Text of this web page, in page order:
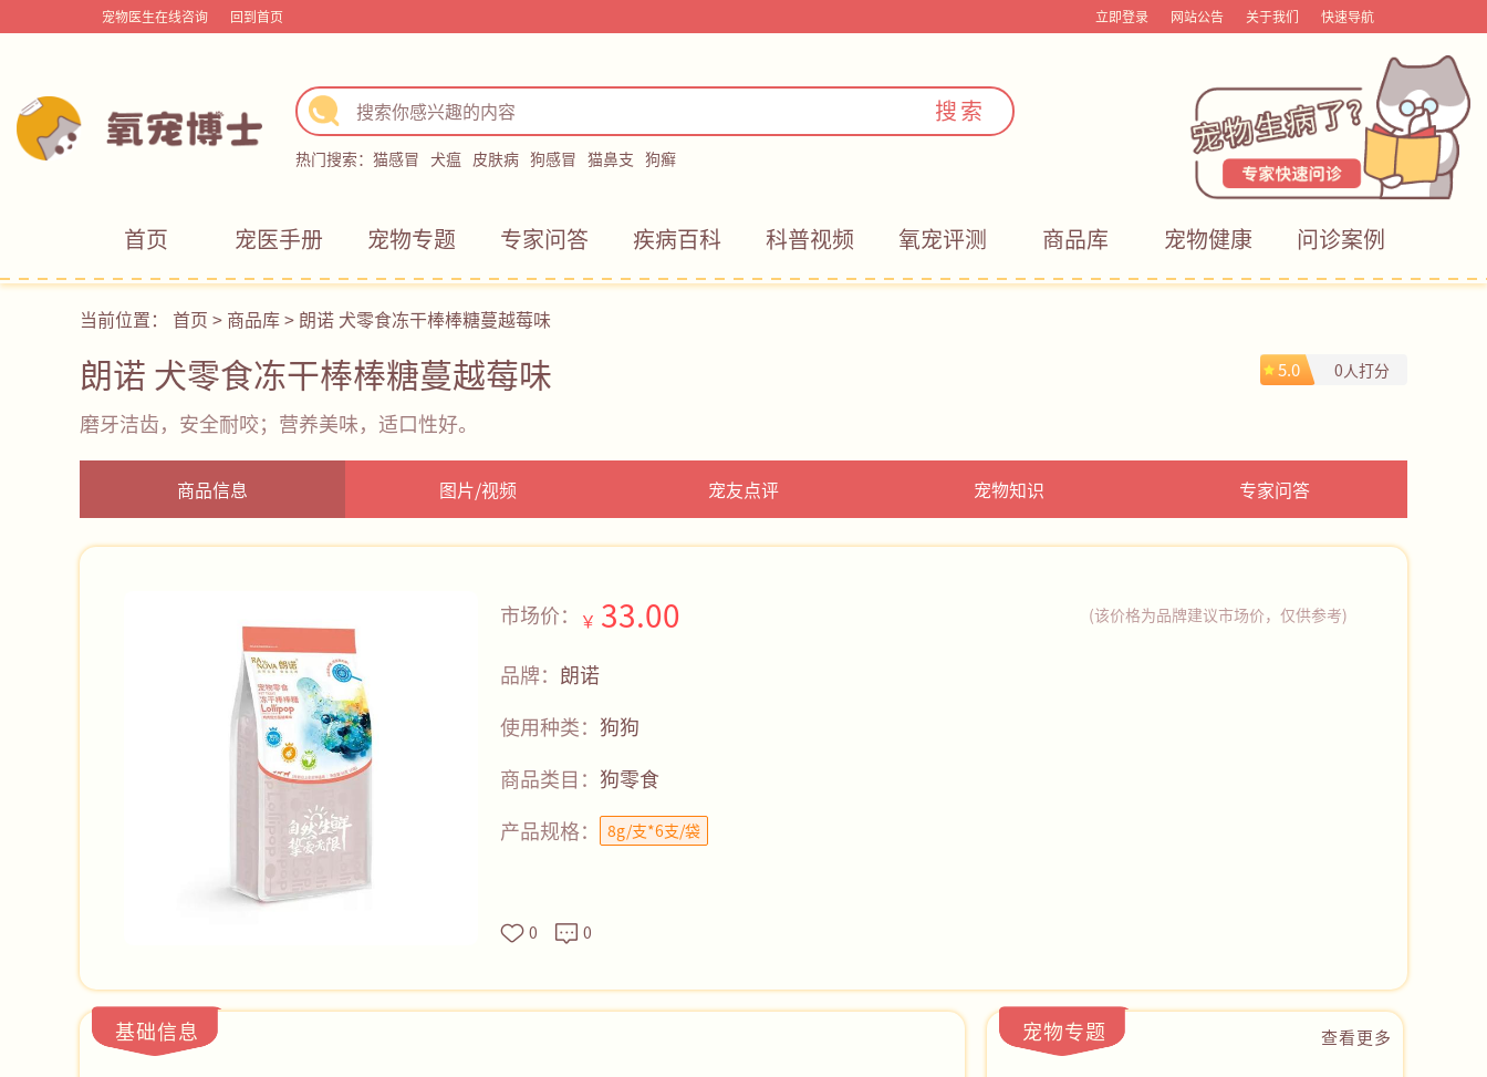
宠物医生在线咨询 回到首页 立即登录 网站公告 关于我们 快速导航
搜索
热门搜索： 猫感冒 犬瘟 皮肤病 狗感冒 猫鼻支 狗癣
首页 宠医手册 宠物专题 专家问答 疾病百科 科普视频 氧宠评测 商品库 宠物健康 问诊案例
当前位置： 首页 > 商品库> 朗诺 犬零食冻干棒棒糖蔓越莓味
朗诺 犬零食冻干棒棒糖蔓越莓味 5.0 0人打分
磨牙洁齿，安全耐咬；营养美味，适口性好。
商品信息 图片/视频 宠友点评 宠物知识 专家问答
市场价： ￥ 33.00 (该价格为品牌建议市场价，仅供参考)
品牌： 朗诺
使用种类： 狗狗
商品类目： 狗零食
产品规格：
8g/支*6支/袋
0 0
基础信息 宠物专题 查看更多